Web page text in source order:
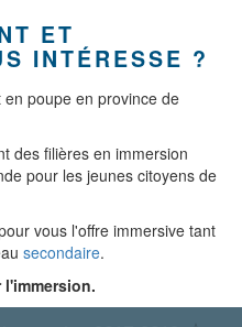
ET
INTÉRESSE ?
poupe en province de
des filières en immersion
pour les jeunes citoyens de
vous l'offre immersive tant
secondaire.